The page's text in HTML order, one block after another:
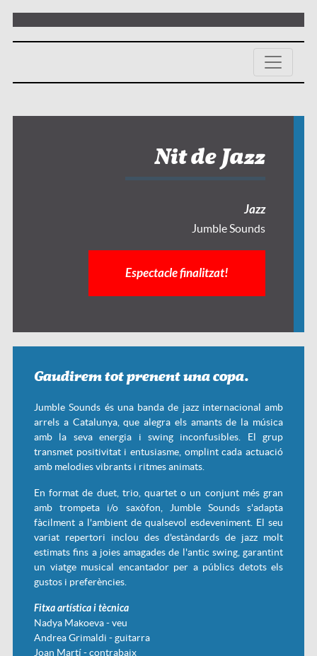
Gaudirem tot prenent una copa.
Jumble Sounds és una banda de jazz internacional amb
arrels a Catalunya, que alegra els amants de la música
amb la seva energia i swing inconfusibles. El grup
transmet positivitat i entusiasme, omplint cada actuació
amb melodies vibrants i ritmes animats.
En format de duet, trio, quartet o un conjunt més gran
amb trompeta i/o saxòfon, Jumble Sounds s'adapta
fàcilment a l'ambient de qualsevol esdeveniment. El seu
variat repertori inclou des d'estàndards de jazz molt
estimats fins a joies amagades de l'antic swing, garantint
un viatge musical encantador per a públics detots els
gustos i preferències.
Fitxa artística i tècnica
Nadya Makoeva - veu
Andrea Grimaldi - guitarra
Joan Martí - contrabaix
Nit de Jazz
Jazz
Jumble Sounds
Espectacle finalitzat!